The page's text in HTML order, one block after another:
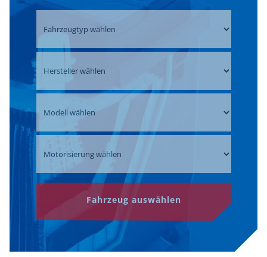
Fahrzeug auswählen